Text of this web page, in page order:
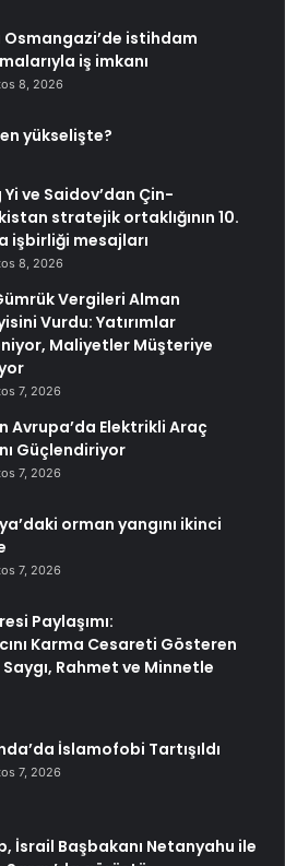
Osmangazi’de istihdam
iş imkanı
8, 2026
yükselişte?
ve Saidov’dan Çin-
stratejik ortaklığının 10.
işbirliği mesajları
8, 2026
Vergileri Alman
Vurdu: Yatırımlar
Maliyetler Müşteriye
7, 2026
Avrupa’da Elektrikli Araç
Güçlendiriyor
7, 2026
orman yangını ikinci
7, 2026
Paylaşımı:
Karma Cesareti Gösteren
Saygı, Rahmet ve Minnetle
İslamofobi Tartışıldı
7, 2026
İsrail Başbakanı Netanyahu ile